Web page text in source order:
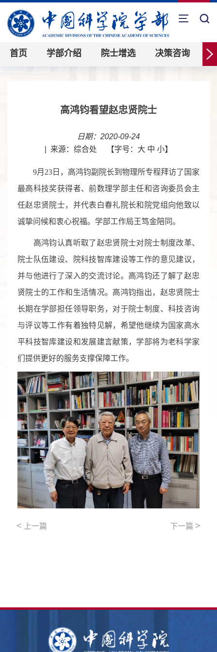
首页 学部介绍 院士增选 决策咨询
高鸿钧看望赵忠贤院士
日期：2020-09-24
来源：综合处 【字号： 大 中 小】
9月 23 日，高鸿钧副院长到物理所专程拜访了国家
最高科技奖获得者、前数理学部主任和咨询委员会主
任赵忠贤院士，并代表白春礼院长和院党组向他致以
诚挚问候和衷心祝福。学部工作局王笃金陪同。
高鸿钧认真听取了赵忠贤院士对院士制度改革、
院士队伍建设、院科技智库建设等工作的意见建议，
并与他进行了深入的交流讨论。高鸿钧还了解了赵忠
贤院士的工作和生活情况。高鸿钧指出，赵忠贤院士
长期在学部担任领导职务，对于院士制度、科技咨询
与评议等工作有着独特见解，希望他继续为国家高水
平科技智库建设和发展建言献策，学部将为老科学家
们提供更好的服务支撑保障工作。
< 上一篇 下一篇 >